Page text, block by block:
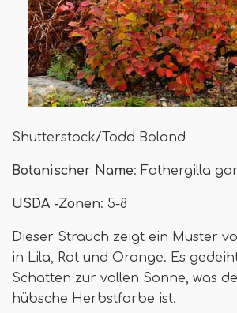
Shutterstock/Todd Boland
Botanischer Name: Fothergilla
USDA -Zonen: 5-8
Dieser Strauch zeigt ein Muster
in Lila, Rot und Orange. Es
Schatten zur vollen Sonne, was
hübsche Herbstfarbe ist.